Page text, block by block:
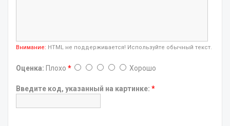
Внимание: HTML не поддерживается! Используйте обычный текст.
Оценка: Плохо * Хорошо
Введите код, указанный на картинке: *